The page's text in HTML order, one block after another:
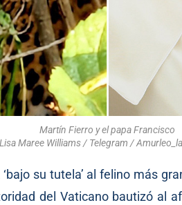
Martín Fierro y el papa Francisco
Lisa Maree Williams / Telegram /
su tutela’ al felino más
del Vaticano bautizó al